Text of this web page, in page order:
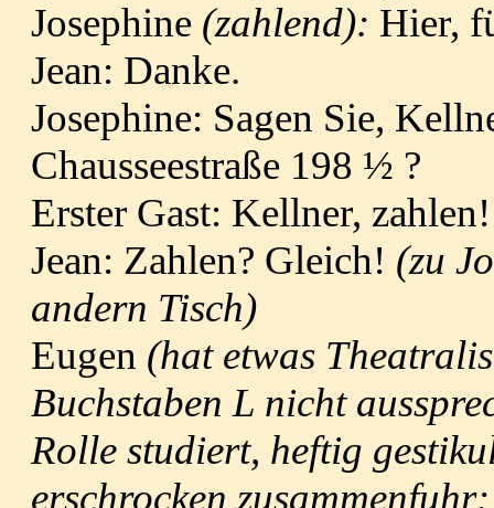
Josephine (zahlend): Hier,
Jean: Danke.
Josephine: Sagen Sie,
Chausseestraße 198 ½ ?
Erster Gast: Kellner, zahlen!
Jean: Zahlen? Gleich! (zu
andern Tisch)
Eugen (hat etwas
Buchstaben L nicht
Rolle studiert, heftig
erschrocken